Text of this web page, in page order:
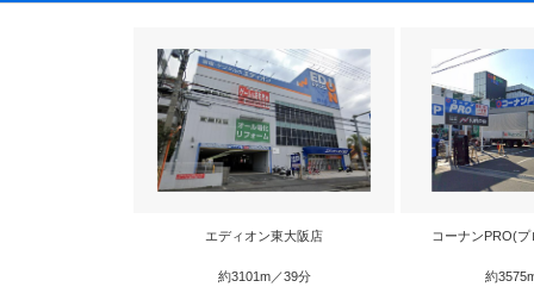
エディオン東大阪店
約3101m／39分
コーナンPRO(
約